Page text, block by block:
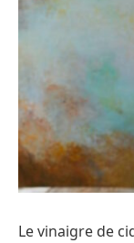
Le vinaigre de